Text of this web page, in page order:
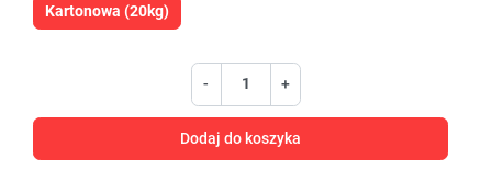
Kartonowa (20kg)
- +
Dodaj do koszyka